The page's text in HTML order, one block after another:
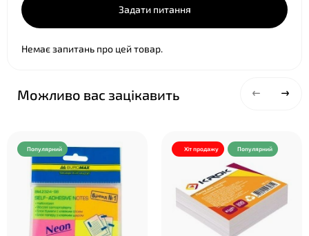
Задати питання
Немає запитань про цей товар.
Можливо вас зацікавить
Популярний Хіт продажу Популярний